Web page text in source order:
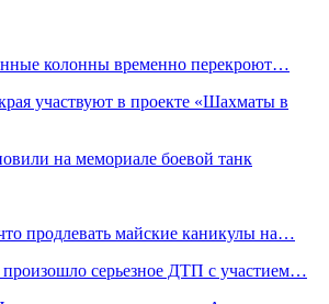
колонны временно перекроют…
участвуют в проекте «Шахматы в
на мемориале боевой танк
продлевать майские каникулы на…
произошло серьезное ДТП с участием…